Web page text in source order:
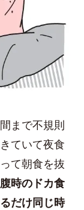
まで不規則
ていて夜食
て朝食を抜
時のドカ食
だけ同じ時